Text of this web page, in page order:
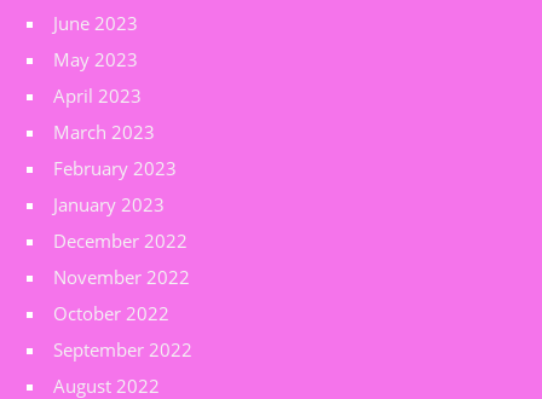
June 2023
May 2023
April 2023
March 2023
February 2023
January 2023
December 2022
November 2022
October 2022
September 2022
August 2022